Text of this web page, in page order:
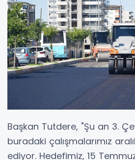
Başkan Tutdere, "Şu an 3.
buradaki çalışmalarımız
ediyor. Hedefimiz, 15